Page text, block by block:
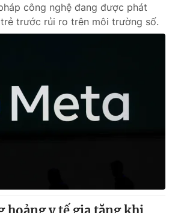
Thị Mỹ Hạnh, Phạm Quốc Thắng,
355 931 - 024.38 355 932
7300.7108
công nghệ đang được phát
trước rủi ro trên môi trường số.